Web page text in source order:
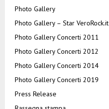
Photo Gallery
Photo Gallery – Star VeroRock.it
Photo Gallery Concerti 2011
Photo Gallery Concerti 2012
Photo Gallery Concerti 2014
Photo Gallery Concerti 2019
Press Release